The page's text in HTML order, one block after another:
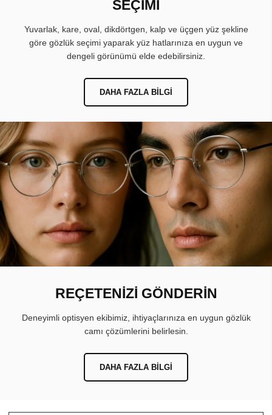
SEÇİMİ
Yuvarlak, kare, oval, dikdörtgen, kalp ve üçgen yüz şekline
göre gözlük seçimi yaparak yüz hatlarınıza en uygun ve
dengeli görünümü elde edebilirsiniz.
DAHA FAZLA BILGI
REÇETENİZİ GÖNDERİN
Deneyimli optisyen ekibimiz, ihtiyaçlarınıza en uygun gözlük
camı çözümlerini belirlesin.
DAHA FAZLA BILGI